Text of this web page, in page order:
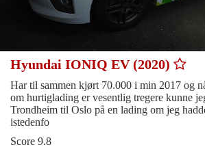
Hyundai IONIQ EV (2020)
Har til sammen kjørt 70.000 i min 2017 og
om hurtiglading er vesentlig tregere kunne
Trondheim til Oslo på en lading om jeg
istedenfo
Score 9.8